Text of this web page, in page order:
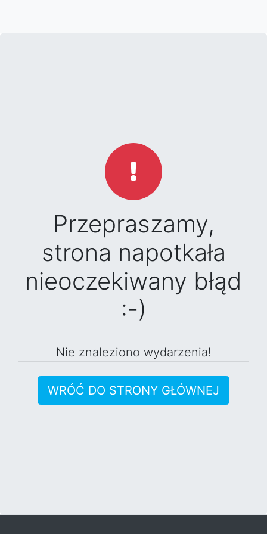
Przepraszamy,
strona napotkała
nieoczekiwany błąd
:-)
Nie znaleziono wydarzenia!
WRÓĆ DO STRONY GŁÓWNEJ